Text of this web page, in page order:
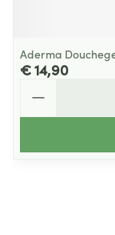
Aderma
€ 14,90